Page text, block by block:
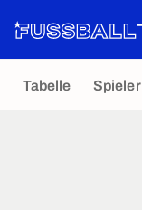
Tabelle Spieler